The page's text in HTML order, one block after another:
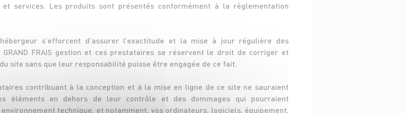
services. Les produits sont présentés conformément à la règlementation
s’efforcent d’assurer l’exactitude et la mise à jour régulière des
FRAIS gestion et ces prestataires se réservent le droit de corriger et
site sans que leur responsabilité puisse être engagée de ce fait.
contribuant à la conception et à la mise en ligne de ce site ne sauraient
éléments en dehors de leur contrôle et des dommages qui pourraient
technique, et notamment, vos ordinateurs, logiciels, équipement,